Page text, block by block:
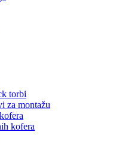
torbi
za montažu
kofera